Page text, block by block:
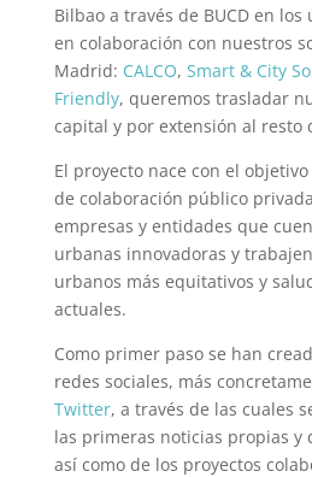
Bilbao a través de BUCD en
en colaboración con nuestros
Madrid: CALCO, Smart & City
Friendly, queremos trasladar
capital y por extensión al resto
El proyecto nace con el
de colaboración público
empresas y entidades que
urbanas innovadoras y
urbanos más equitativos y
actuales.
Como primer paso se han
redes sociales, más
Twitter, a través de las cuales
las primeras noticias propias y
así como de los proyectos